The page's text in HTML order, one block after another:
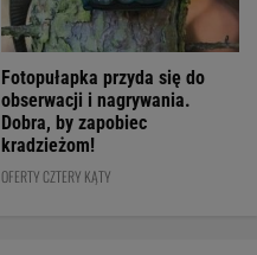
Fotopułapka przyda się do
obserwacji i nagrywania.
Dobra, by zapobiec
kradzieżom!
OFERTY CZTERY KĄTY